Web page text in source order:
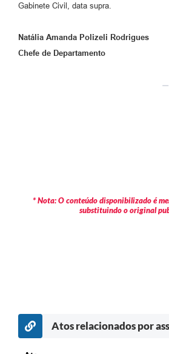
Gabinete Civil, data supra.
Natália Amanda Polizeli Rodrigues
Chefe de Departamento
* Nota: O conteúdo disponibilizado é
substituindo o original
Atos relacionados por